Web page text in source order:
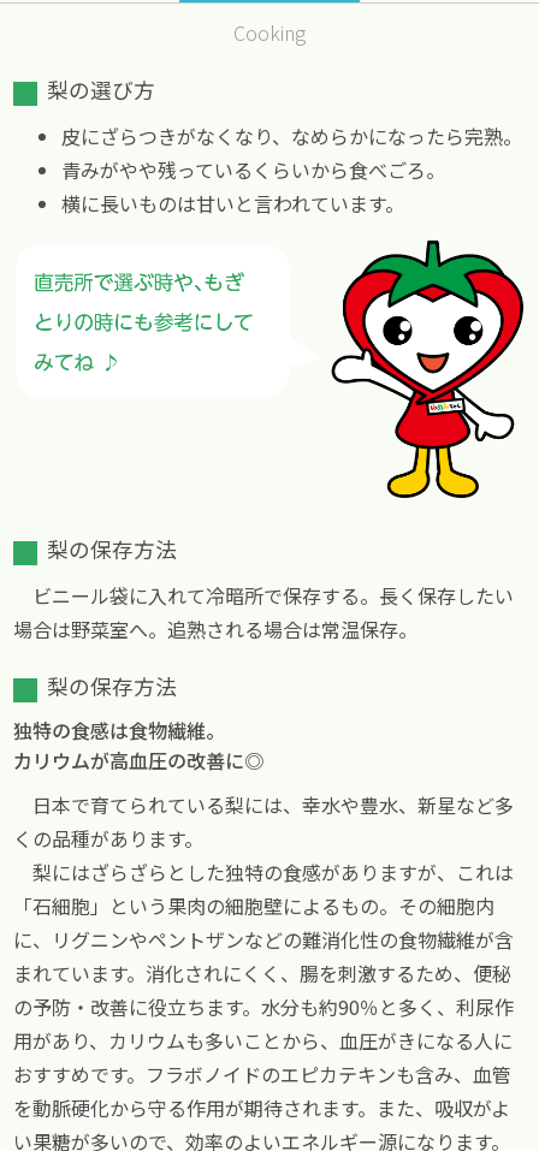
Cooking
梨の選び方
皮にざらつきがなくなり、なめらかになったら完熟。
青みがやや残っているくらいから食べごろ。
横に長いものは甘いと言われています。
梨の保存方法
ビニール袋に入れて冷暗所で保存する。長く保存したい
場合は野菜室へ。追熟される場合は常温保存。
梨の保存方法
独特の食感は食物繊維。
カリウムが高血圧の改善に◎
日本で育てられている梨には、幸水や豊水、新星など多
くの品種があります。
梨にはざらざらとした独特の食感がありますが、これは
「石細胞」という果肉の細胞壁によるもの。その細胞内
に、リグニンやペントザンなどの難消化性の食物繊維が含
まれています。消化されにくく、腸を刺激するため、便秘
の予防・改善に役立ちます。水分も約90％と多く、利尿作
用があり、カリウムも多いことから、血圧がきになる人に
おすすめです。フラボノイドのエピカテキンも含み、血管
を動脈硬化から守る作用が期待されます。また、吸収がよ
い果糖が多いので、効率のよいエネルギー源になります。